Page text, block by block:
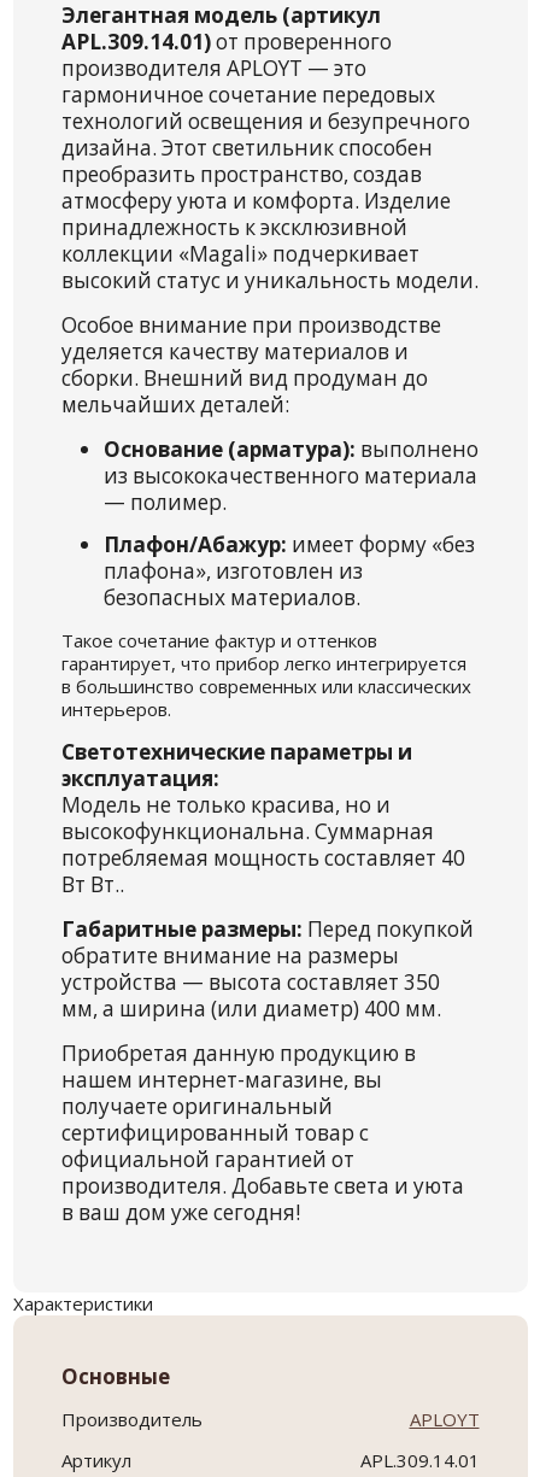
Элегантная модель (артикул
APL.309.14.01)от проверенного
производителя APLOYT — это
гармоничное сочетание передовых
технологий освещения и безупречного
дизайна. Этот светильник способен
преобразить пространство, создав
атмосферу уюта и комфорта. Изделие
принадлежность к эксклюзивной
коллекции «Magali» подчеркивает
высокий статус и уникальность модели.
Особое внимание при производстве
уделяется качеству материалов и
сборки. Внешний вид продуман до
мельчайших деталей:
Основание (арматура): выполнено
из высококачественного материала
— полимер.
Плафон/Абажур: имеет форму «без
плафона», изготовлен из
безопасных материалов.
Такое сочетание фактур и оттенков
гарантирует, что прибор легко интегрируется
в большинство современных или классических
интерьеров.
Светотехнические параметры и
эксплуатация:
Модель не только красива, но и
высокофункциональна. Суммарная
потребляемая мощность составляет 40
Вт Вт..
Габаритные размеры: Перед покупкой
обратите внимание на размеры
устройства — высота составляет 350
мм, а ширина (или диаметр) 400 мм.
Приобретая данную продукцию в
нашем интернет-магазине, вы
получаете оригинальный
сертифицированный товар с
официальной гарантией от
производителя. Добавьте света и уюта
в ваш дом уже сегодня!
Характеристики
Основные
Производитель
APLOYT
Артикул
APL.309.14.01